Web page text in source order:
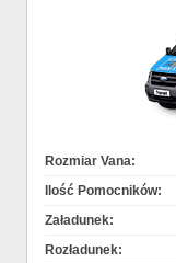
Rozmiar Vana:
Ilość Pomocników:
Załadunek:
Rozładunek: